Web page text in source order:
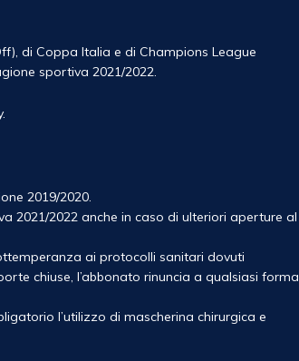
di Coppa Italia e di Champions League
sportiva 2021/2022.
2019/2020.
2021/2022 anche in caso di ulteriori aperture al
ai protocolli sanitari dovuti
chiuse, l’abbonato rinuncia a qualsiasi forma
l’utilizzo di mascherina chirurgica e